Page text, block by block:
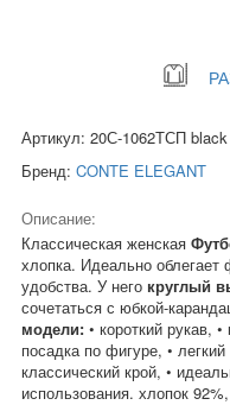
Артикул: 20С-1062ТСП black
Бренд: CONTE ELEGANT
Описание:
Классическая женская
хлопка. Идеально
удобства. У него круглый
сочетаться с юбкой-
модели: • короткий рукав,
посадка по фигуре, •
классический крой, •
использования. хлопок